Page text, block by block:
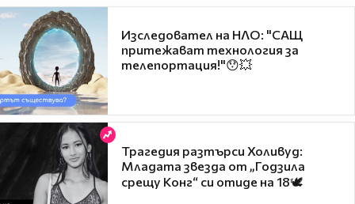
Изследовател на НЛО: "САЩ
притежават технология за
телепортация!"😯💥
Трагедия разтърси Холивуд:
Младата звезда от „Годзила
срещу Конг“ си отиде на 18🕊️